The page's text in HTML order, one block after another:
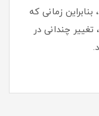
زمانی که
چندانی در